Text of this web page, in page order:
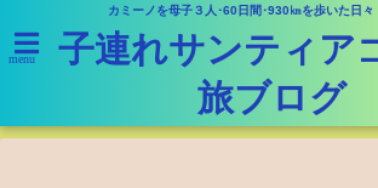
カミーノを母子３人･60日間･930㎞を歩いた日々
menu
子連れサンティア
旅ブログ